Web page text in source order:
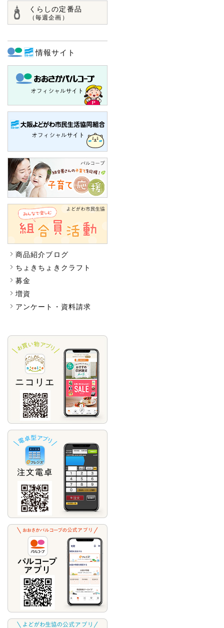
くらしの定番品
（毎週企画）
情報サイト
商品紹介ブログ
ちょきちょきクラフト
募金
増資
アンケート・資料請求